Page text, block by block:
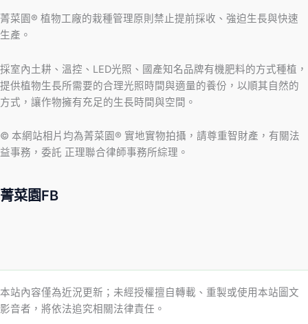
菁菜園® 植物工廠的栽種管理原則禁止提前採收、強迫生長與快速
生產。
採室內土耕、溫控、LED光照、國產知名品牌有機肥料的方式種植，
提供植物生長所需要的合理光照時間與適量的養份，以順其自然的
方式，讓作物擁有充足的生長時間與空間。
© 本網站相片均為菁菜園® 實地實物拍攝，請尊重智財產，有關法
益事務，委託 正理聯合律師事務所綜理。
菁菜園FB
本站內容僅為近況更新；未經授權擅自轉載、重製或使用本站圖文
影音者，將依法追究相關法律責任。